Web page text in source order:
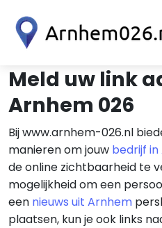
Meld uw link
Arnhem 026
Bij www.arnhem-026.nl
manieren om jouw bedrijf
de online zichtbaarheid te
mogelijkheid om een
een nieuws uit Arnhem
plaatsen, kun je ook links